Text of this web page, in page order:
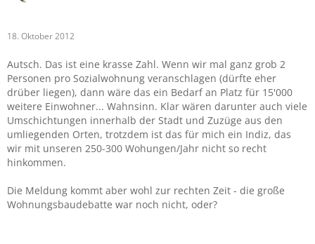
18. Oktober 2012
Autsch. Das ist eine krasse Zahl. Wenn wir mal ganz grob 2
Personen pro Sozialwohnung veranschlagen (dürfte eher
drüber liegen), dann wäre das ein Bedarf an Platz für 15'000
weitere Einwohner... Wahnsinn. Klar wären darunter auch viele
Umschichtungen innerhalb der Stadt und Zuzüge aus den
umliegenden Orten, trotzdem ist das für mich ein Indiz, das
wir mit unseren 250-300 Wohungen/Jahr nicht so recht
hinkommen.
Die Meldung kommt aber wohl zur rechten Zeit - die große
Wohnungsbaudebatte war noch nicht, oder?